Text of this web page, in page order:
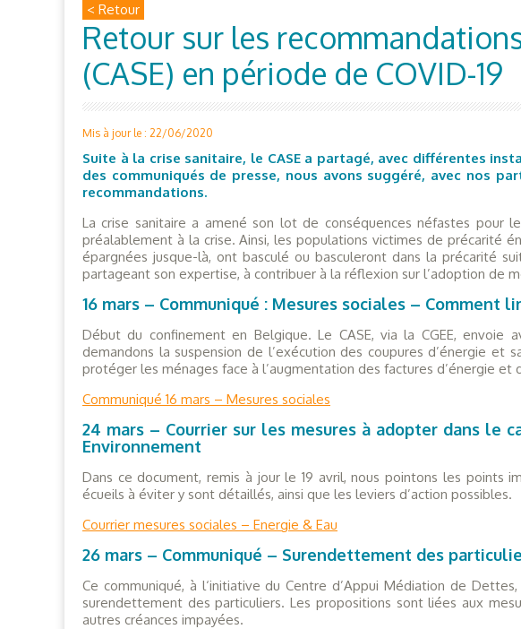
< Retour
Retour sur les
(CASE) en période de COVID-19
Mis à jour le : 22/06/2020
Suite à la crise sanitaire, le CASE a partagé, avec différentes
des communiqués de presse, nous avons suggéré, avec nos
recommandations.
La crise sanitaire a amené son lot de conséquences néfastes pour
préalablement à la crise. Ainsi, les populations victimes de précarité
épargnées jusque-là, ont basculé ou basculeront dans la précarité
partageant son expertise, à contribuer à la réflexion sur l’adoption de
16 mars – Communiqué : Mesures sociales – Comment
Début du confinement en Belgique. Le CASE, via la CGEE, envoie
demandons la suspension de l’exécution des coupures d’énergie et
protéger les ménages face à l’augmentation des factures d’énergie et
Communiqué 16 mars – Mesures sociales
24 mars – Courrier sur les mesures à adopter dans le
Environnement
Dans ce document, remis à jour le 19 avril, nous pointons les
écueils à éviter y sont détaillés, ainsi que les leviers d’action possibles.
Courrier mesures sociales – Energie & Eau
26 mars – Communiqué – Surendettement des
Ce communiqué, à l‘initiative du Centre d’Appui Médiation de
surendettement des particuliers. Les propositions sont liées aux
autres créances impayées.